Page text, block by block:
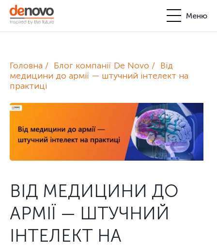
Меню
De Novo
Контакти
+380-44-200-93-39
Головна Блог компанії De Novo
Від
медицини до армії — штучний інтелект на
практиці
ВІД МЕДИЦИНИ ДО
АРМІЇ — ШТУЧНИЙ
ІНТЕЛЕКТ НА